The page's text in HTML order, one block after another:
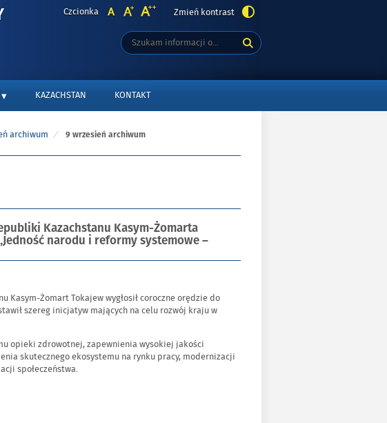
Czcionka Zmień kontrast
Wyszukiwarka
Tutaj
wpisz
KAZACHSTAN KONTAKT
archiwum 9 wrzesień archiwum
Kazachstanu Kasym-Żomarta
narodu i reformy systemowe –
Kasym-Żomart Tokajew wygłosił coroczne orędzie do
szereg inicjatyw mających na celu rozwój kraju w
opieki zdrowotnej, zapewnienia wysokiej jakości
skutecznego ekosystemu na rynku pracy, modernizacji
społeczeństwa.